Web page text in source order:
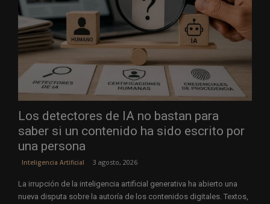
Los detectores de IA no bastan para
saber si un contenido ha sido escrito por
una persona
Inteligencia Artificial 3 agosto, 2026
La irrupción de la inteligencia artificial generativa ha abierto una
nueva disputa sobre la autoría de los contenidos digitales. Textos,